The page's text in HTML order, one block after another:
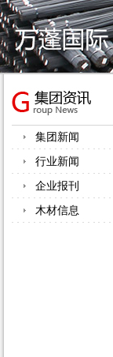
集团新闻
行业新闻
企业报刊
木材信息